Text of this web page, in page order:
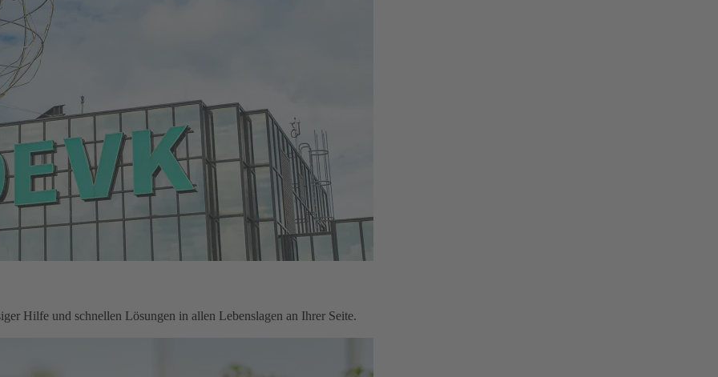
Hilfe und schnellen Lösungen in allen Lebenslagen an Ihrer Seite.